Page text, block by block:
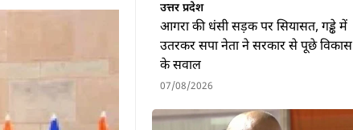
उत्तर प्रदेश
आगरा की धंसी सड़क पर सियासत, गड्ढे में
उतरकर सपा नेता ने सरकार से पूछे विकास
के सवाल
07/08/2026